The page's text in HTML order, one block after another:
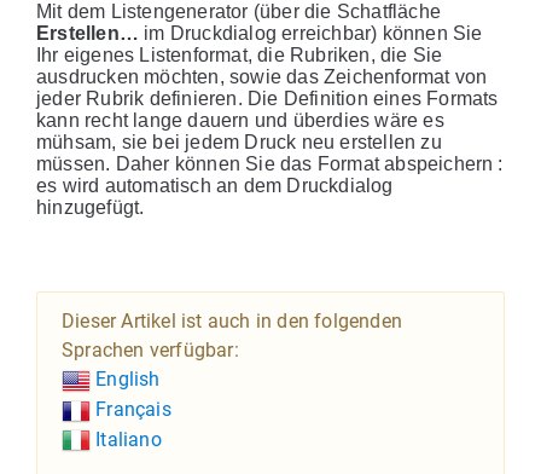
Mit dem Listengenerator (über die Schatfläche
Erstellen… im Druckdialog erreichbar) können Sie
Ihr eigenes Listenformat, die Rubriken, die Sie
ausdrucken möchten, sowie das Zeichenformat von
jeder Rubrik definieren. Die Definition eines Formats
kann recht lange dauern und überdies wäre es
mühsam, sie bei jedem Druck neu erstellen zu
müssen. Daher können Sie das Format abspeichern :
es wird automatisch an dem Druckdialog
hinzugefügt.
Dieser Artikel ist auch in den folgenden
Sprachen verfügbar:
English
Français
Italiano